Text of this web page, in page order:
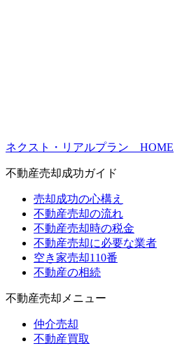
ネクスト・リアルプラン HOME
不動産売却成功ガイド
売却成功の心構え
不動産売却の流れ
不動産売却時の税金
不動産売却に必要な業者
空き家売却110番
不動産の相続
不動産売却メニュー
仲介売却
不動産買取